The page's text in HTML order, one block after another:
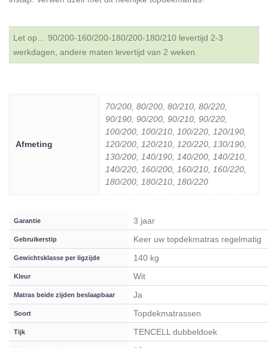
Let op… 90/200-160/200-180/200-180/210 levertijd 2-3
werkdagen, andere maten levertijd van 2 weken.
Afmeting
70/200, 80/200, 80/210, 80/220,
90/190, 90/200, 90/210, 90/220,
100/200, 100/210, 100/220, 120/190,
120/200, 120/210, 120/220, 130/190,
130/200, 140/190, 140/200, 140/210,
140/220, 160/200, 160/210, 160/220,
180/200, 180/210, 180/220
Garantie 3 jaar
Gebruikerstip Keer uw topdekmatras regelmatig
Gewichtsklasse per ligzijde 140 kg
Kleur Wit
Matras beide zijden beslaapbaar Ja
Soort Topdekmatrassen
Tijk TENCELL dubbeldoek